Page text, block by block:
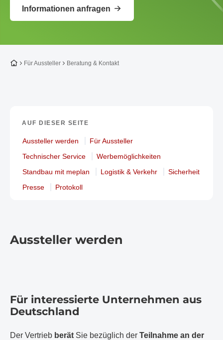
Informationen anfragen
Zur Startseite
Für Aussteller Beratung & Kontakt
AUF DIESER SEITE
Aussteller werden
Für Aussteller
Technischer Service
Werbemöglichkeiten
Standbau mit meplan
Logistik & Verkehr
Sicherheit
Presse
Protokoll
Aussteller werden
Für interessierte Unternehmen aus
Deutschland
Der Vertrieb berät Sie bezüglich der Teilnahme an der